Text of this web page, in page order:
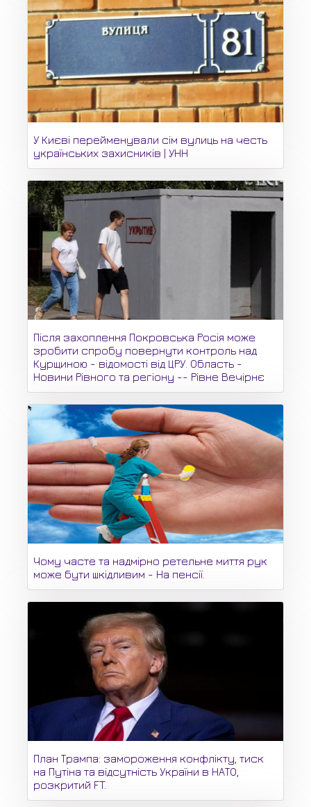
У Києві перейменували сім вулиць на честь
українських захисників | УНН
Після захоплення Покровська Росія може
зробити спробу повернути контроль над
Курщиною - відомості від ЦРУ. Область -
Новини Рівного та регіону -- Рівне Вечірнє
Чому часте та надмірно ретельне миття рук
може бути шкідливим - На пенсії.
План Трампа: замороження конфлікту, тиск
на Путіна та відсутність України в НАТО,
розкритий FT.